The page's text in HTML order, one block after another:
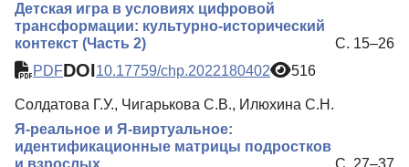
Детская игра в условиях цифровой
трансформации: культурно-исторический
контекст (Часть 2)
С. 15–26
PDFDOI10.17759/chp.2022180402 516
Солдатова Г.У., Чигарькова С.В., Илюхина С.Н.
Я-реальное и Я-виртуальное:
идентификационные матрицы подростков